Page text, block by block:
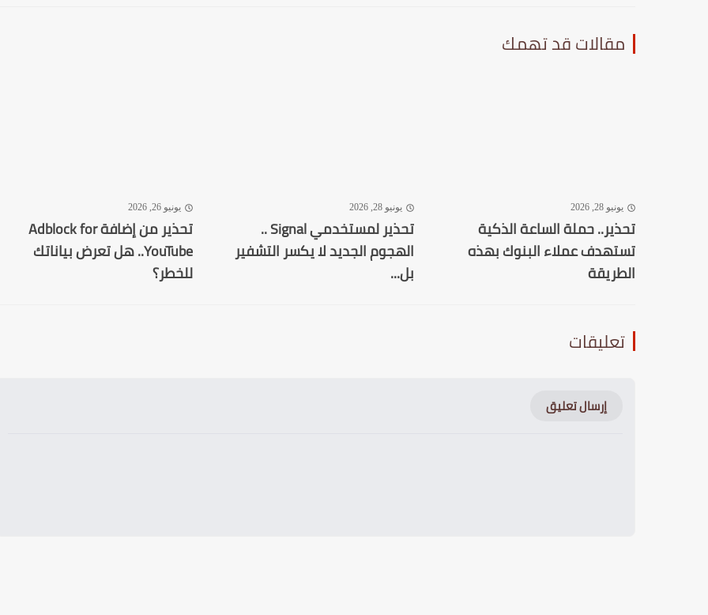
مقالات قد تهمك
يونيو 28, 2026
تحذير.. حملة الساعة الذكية
تستهدف عملاء البنوك بهذه
الطريقة
يونيو 28, 2026
تحذير لمستخدمي Signal ..
الهجوم الجديد لا يكسر التشفير
بل...
يونيو 26, 2026
تحذير من إضافة Adblock for
YouTube.. هل تعرض بياناتك
للخطر؟
تعليقات
إرسال تعليق